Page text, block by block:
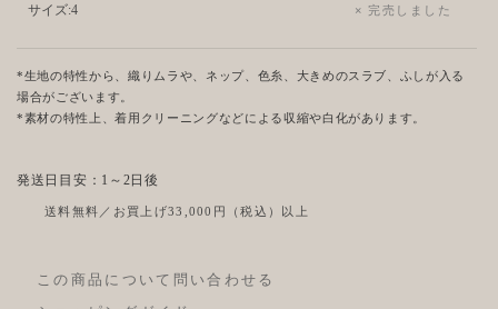
サイズ:4
*生地の特性から、織りムラや、ネップ、色糸、大きめのスラブ、ふしが入る
場合がございます。
*素材の特性上、着用クリーニングなどによる収縮や白化があります。
発送日目安：1～2日後
送料無料／お買上げ33,000円（税込）以上
この商品について問い合わせる